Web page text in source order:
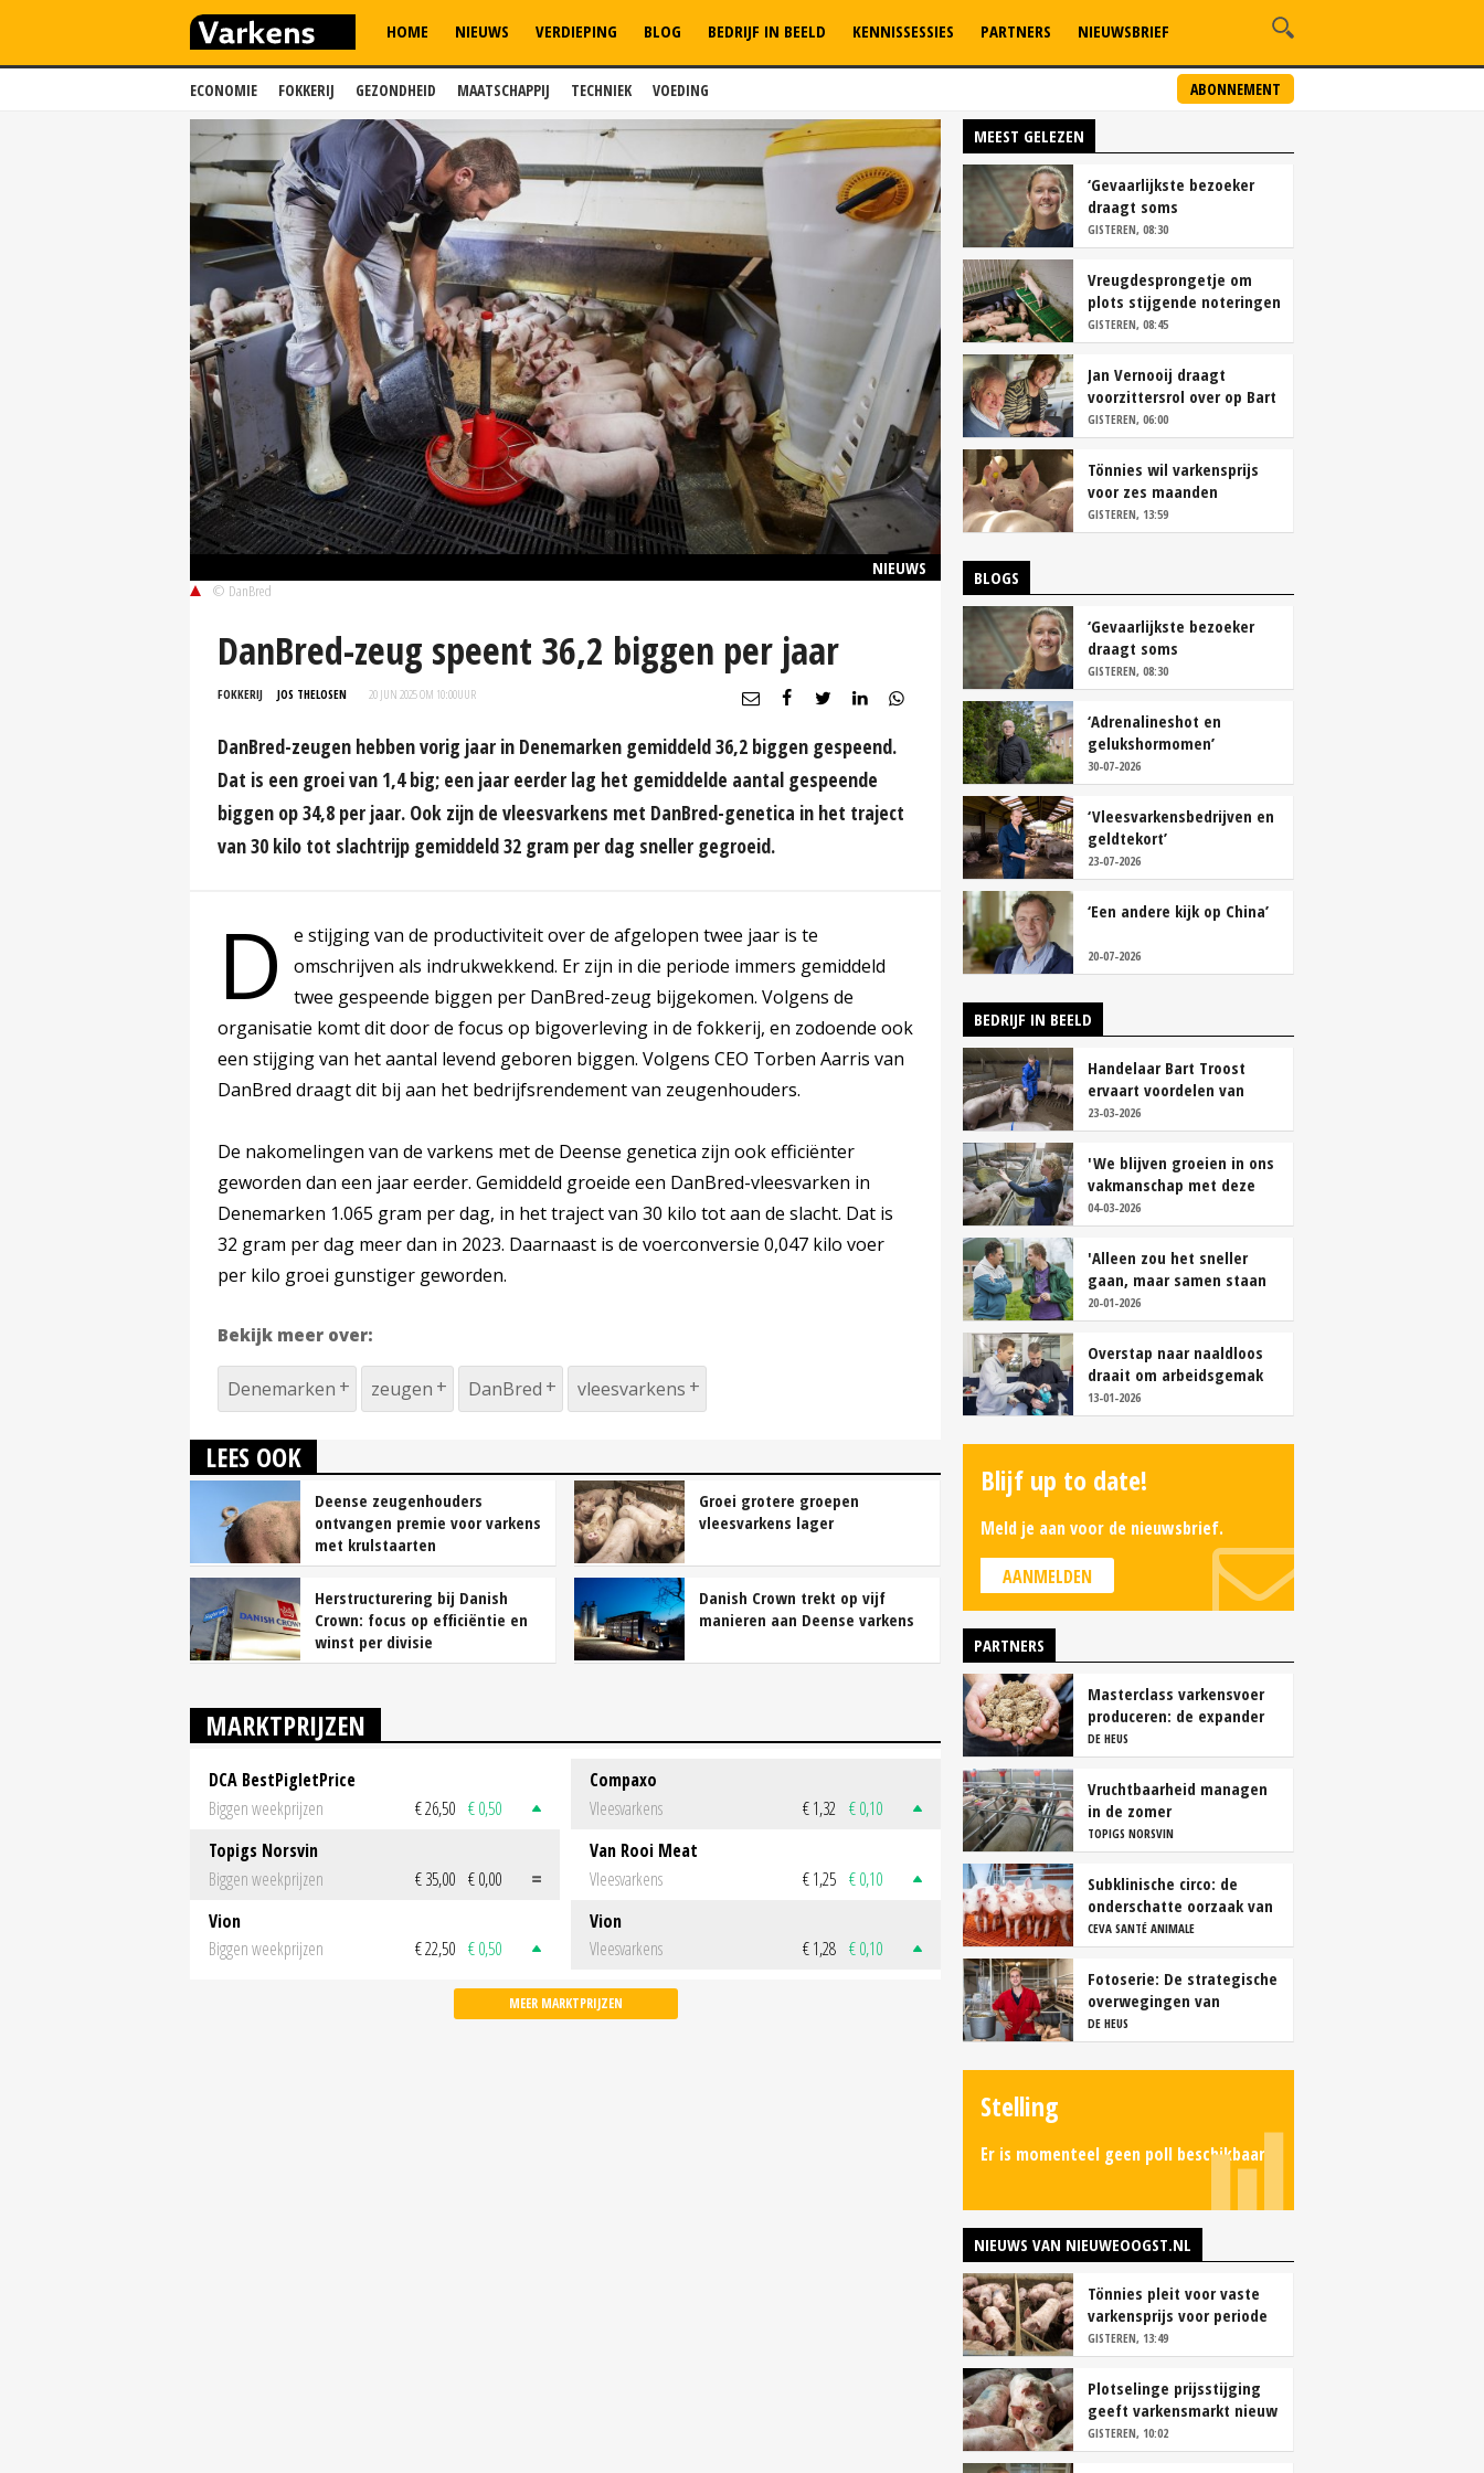
ECONOMIE FOKKERIJ GEZONDHEID MAATSCHAPPIJ TECHNIEK VOEDING ABONNEMENT
HOME NIEUWS VERDIEPING BLOG BEDRIJF IN BEELD KENNISSESSIES PARTNERS NIEUWSBRIEF
NIEUWS
© DanBred
DanBred-zeug speent 36,2 biggen per jaar
FOKKERIJ JOS THELOSEN 20 JUN 2025 OM 10:00UUR
DanBred-zeugen hebben vorig jaar in Denemarken gemiddeld 36,2 biggen gespeend.
Dat is een groei van 1,4 big; een jaar eerder lag het gemiddelde aantal gespeende
biggen op 34,8 per jaar. Ook zijn de vleesvarkens met DanBred-genetica in het traject
van 30 kilo tot slachtrijp gemiddeld 32 gram per dag sneller gegroeid.
D
e stijging van de productiviteit over de afgelopen twee jaar is te
omschrijven als indrukwekkend. Er zijn in die periode immers gemiddeld
twee gespeende biggen per DanBred-zeug bijgekomen. Volgens de
organisatie komt dit door de focus op bigoverleving in de fokkerij, en zodoende ook
een stijging van het aantal levend geboren biggen. Volgens CEO Torben Aarris van
DanBred draagt dit bij aan het bedrijfsrendement van zeugenhouders.
De nakomelingen van de varkens met de Deense genetica zijn ook efficiënter
geworden dan een jaar eerder. Gemiddeld groeide een DanBred-vleesvarken in
Denemarken 1.065 gram per dag, in het traject van 30 kilo tot aan de slacht. Dat is
32 gram per dag meer dan in 2023. Daarnaast is de voerconversie 0,047 kilo voer
per kilo groei gunstiger geworden.
Bekijk meer over:
Denemarken zeugen DanBred vleesvarkens
LEES OOK
Deense zeugenhouders
ontvangen premie voor varkens
met krulstaarten
Groei grotere groepen
vleesvarkens lager
Herstructurering bij Danish
Crown: focus op efficiëntie en
winst per divisie
Danish Crown trekt op vijf
manieren aan Deense varkens
MARKTPRIJZEN
DCA BestPigletPrice
Biggen weekprijzen
€ 26,50 € 0,50
Topigs Norsvin
Biggen weekprijzen
€ 35,00 € 0,00
Vion
Biggen weekprijzen
€ 22,50 € 0,50
Compaxo
Vleesvarkens
€ 1,32 € 0,10
Van Rooi Meat
Vleesvarkens
€ 1,25 € 0,10
Vion
Vleesvarkens
€ 1,28 € 0,10
MEER MARKTPRIJZEN
MEEST GELEZEN
‘Gevaarlijkste bezoeker
draagt soms
overschoenen’
GISTEREN, 08:30
Vreugdesprongetje om
plots stijgende noteringen
GISTEREN, 08:45
Jan Vernooij draagt
voorzittersrol over op Bart
Camps
GISTEREN, 06:00
Tönnies wil varkensprijs
voor zes maanden
vastleggen
GISTEREN, 13:59
BLOGS
‘Gevaarlijkste bezoeker
draagt soms
overschoenen’
GISTEREN, 08:30
‘Adrenalineshot en
gelukshormomen’
30-07-2026
‘Vleesvarkensbedrijven en
geldtekort’
23-07-2026
‘Een andere kijk op China’
20-07-2026
BEDRIJF IN BEELD
Handelaar Bart Troost
ervaart voordelen van
coöperatieve voerfusie
23-03-2026
'We blijven groeien in ons
vakmanschap met deze
teamaanpak'
04-03-2026
'Alleen zou het sneller
gaan, maar samen staan
we stukken sterker'
20-01-2026
Overstap naar naaldloos
draait om arbeidsgemak
en diervriendelijkheid
13-01-2026
Blijf up to date!
Meld je aan voor de nieuwsbrief.
AANMELDEN
PARTNERS
Masterclass varkensvoer
produceren: de expander
DE HEUS
Vruchtbaarheid managen
in de zomer
TOPIGS NORSVIN
Subklinische circo: de
onderschatte oorzaak van
productieverlies
CEVA SANTÉ ANIMALE
Fotoserie: De strategische
overwegingen van
varkensbedrijf Gerrits
DE HEUS
Stelling
Er is momenteel geen poll beschikbaar.
NIEUWS VAN NIEUWEOOGST.NL
Tönnies pleit voor vaste
varkensprijs voor periode
van zes maanden
GISTEREN, 13:49
Plotselinge prijsstijging
geeft varkensmarkt nieuw
perspectief
GISTEREN, 10:02